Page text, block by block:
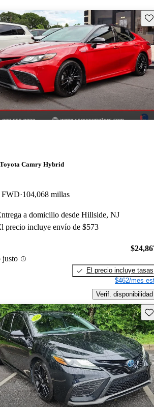
Aviso
Camry Hybrid
FWD 104,068 millas
a domicilio desde Hillside, NJ
precio incluye envío de $573
justo
El precio incluye tasas
$462/mes
Verif. disponibilidad
Aviso